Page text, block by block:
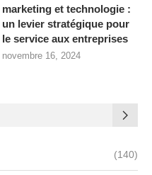
marketing et technologie :
un levier stratégique pour
le service aux entreprises
novembre 16, 2024
(140)